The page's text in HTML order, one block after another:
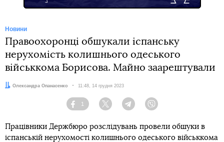
Новини
Правоохоронці обшукали іспанську
нерухомість колишнього одеського
військкома Борисова. Майно заарештували
Автор:
Олександра Опанасенко Дата:
11:48, 14 грудня 2023
Facebook
1
Twitter TelegramViber
Працівники Держбюро розслідувань провели обшуки в
іспанській нерухомості колишнього одеського військкома